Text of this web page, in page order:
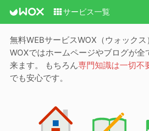
サービス一覧
無料WEBサービスWOX（ウォックス
WOXではホームページやブログが全
来ます。
もちろん専門知識は一切不
でも安心です。